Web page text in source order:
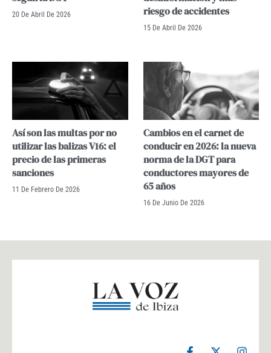
20 De Abril De 2026
riesgo de accidentes
15 De Abril De 2026
Así son las multas por no
utilizar las balizas V16: el
precio de las primeras
sanciones
11 De Febrero De 2026
Cambios en el carnet de
conducir en 2026: la nueva
norma de la DGT para
conductores mayores de
65 años
16 De Junio De 2026
F
X
I